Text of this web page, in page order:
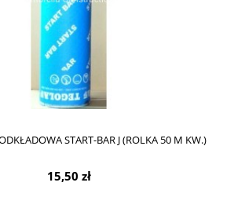
START-BAR J (ROLKA 50 M KW.)
15,50 zł